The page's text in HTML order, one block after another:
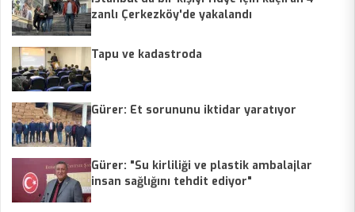
zanlı Çerkezköy'de yakalandı
Tapu ve kadastroda
Gürer: Et sorununu iktidar yaratıyor
Gürer: "Su kirliliği ve plastik ambalajlar
insan sağlığını tehdit ediyor"